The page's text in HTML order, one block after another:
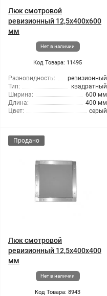
Люк смотровой
ревизионный 12,5x400x600
мм
Нет в наличии
Код Товара: 11495
Разновидность:
ревизионный
Тип:
квадратный
Ширина:
600 мм
Длина:
400 мм
Цвет:
серый
Продано
Люк смотровой
ревизионный 12,5x400x400
мм
Нет в наличии
Код Товара: 8943